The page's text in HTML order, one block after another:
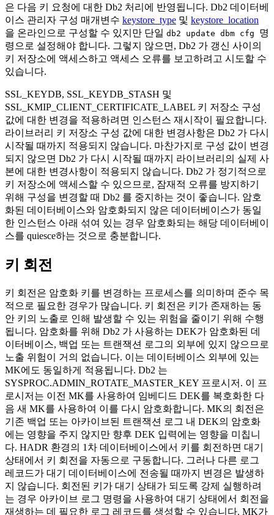
은 다음 키 요청에 대한 Db2 처리에 반영됩니다. Db2 데이터베
이스 관리자 구성 매개변수 keystore_type 및 keystore_location
을 온라인으로 구성할 수 있지만 단일 db2 update dbm cfg 명
령으로 설정해야 합니다. 그렇지 않으면, Db2 가 갱신 사이의
키 저장소에 액세스하고 액세스 오류를 보고하려고 시도할 수
있습니다.
SSL_KEYDB, SSL_KEYDB_STASH 및
SSL_KMIP_CLIENT_CERTIFICATE_LABEL 키 저장소 구성
값에 대한 변경을 적용하려면 인스턴스 재시작이 필요합니다.
라이브러리 키 저장소 구성 값에 대한 변경사항은 Db2 가 다시
시작될 때까지 적용되지 않습니다. 마찬가지로 구성 값이 변경
되지 않으면 Db2 가 다시 시작될 때까지 라이브러리의 실제 사
본에 대한 변경사항이 적용되지 않습니다. Db2 가 정기적으로
키 저장소에 액세스할 수 있으므로, 잠재적 오류를 방지하기
위해 구성을 변경할 때 Db2 를 중지하는 것이 좋습니다. 암호
화된 데이터베이스와 암호화되지 않은 데이터베이스가 동일
한 인스턴스 아래 섞여 있는 경우 암호화되는 해당 데이터베이
스를 quiesce하는 것으로 충분합니다.
키 회전
키 회전은 암호화 키를 변경하는 프로세스를 의미하며 준수 목
적으로 필요한 경우가 많습니다. 키 회전은 키가 존재하는 동
안 키의 노출로 인해 발생할 수 있는 위험을 줄이기 위해 수행
됩니다. 암호화를 위해 Db2 가 사용하는 DEK가 암호화된 데
이터베이스, 백업 또는 트랜잭션 로그의 외부에 있지 않으므로
노출 위험이 거의 없습니다. 이는 데이터베이스 외부에 있는
MK에도 동일하게 적용됩니다. Db2 는
SYSPROC.ADMIN_ROTATE_MASTER_KEY 프로시저. 이 프
로시저는 이전 MK를 사용하여 임베디드 DEK를 복호화한 다
음 새 MK를 사용하여 이를 다시 암호화합니다. MK의 회전은
기존 백업 또는 아카이브된 트랜잭션 로그 내 DEK의 암호화
에는 영향을 주지 않지만 향후 DEK 입력에는 영향을 미칩니
다. HADR 환경의 1차 데이터베이스에서 키를 회전하면 대기
상태에서 키 회전을 자동으로 구동합니다. 그러나 다른 로그
레코드가 대기 데이터베이스에 전송될 때까지 변경은 발생하
지 않습니다. 회전된 키가 대기 상태가 되도록 강제 실행하려
는 경우 아카이브 로그 명령을 사용하여 대기 상태에서 회전을
재생하는 데 필요한 로그 레코드를 생성할 수 있습니다. MK가